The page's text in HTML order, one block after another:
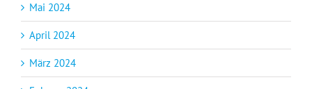
Mai 2024
April 2024
März 2024